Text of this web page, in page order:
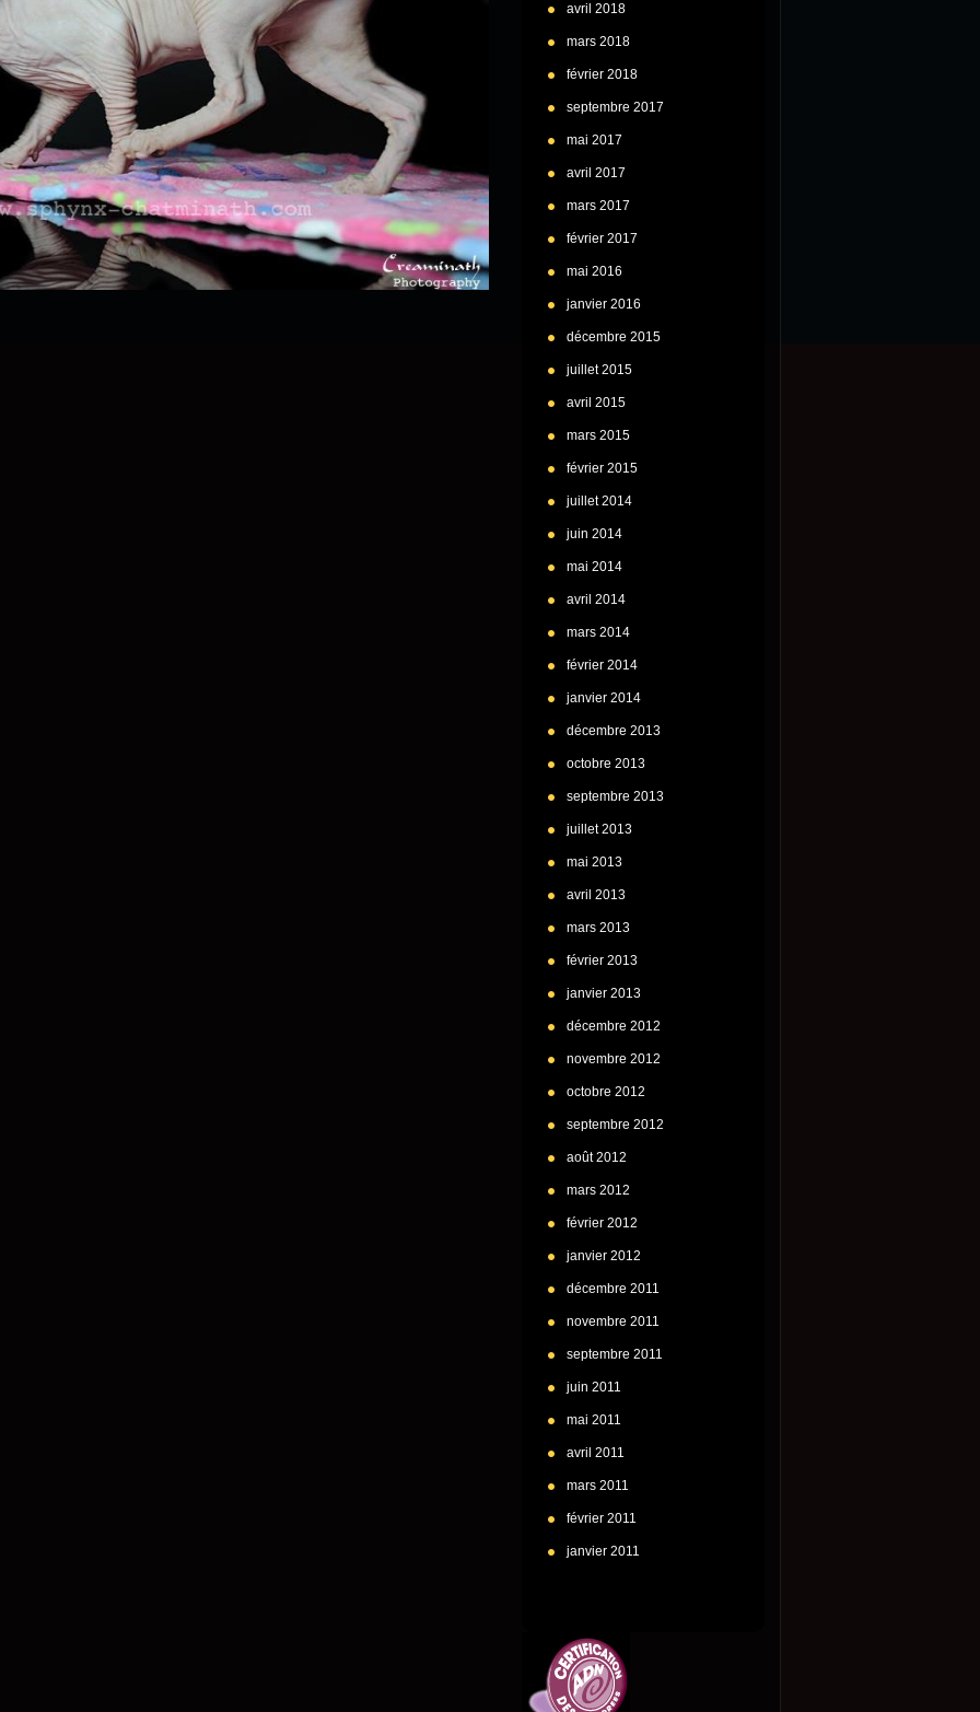
avril 2018
mars 2018
février 2018
septembre 2017
mai 2017
avril 2017
mars 2017
février 2017
mai 2016
janvier 2016
décembre 2015
juillet 2015
avril 2015
mars 2015
février 2015
juillet 2014
juin 2014
mai 2014
avril 2014
mars 2014
février 2014
janvier 2014
décembre 2013
octobre 2013
septembre 2013
juillet 2013
mai 2013
avril 2013
mars 2013
février 2013
janvier 2013
décembre 2012
novembre 2012
octobre 2012
septembre 2012
août 2012
mars 2012
février 2012
janvier 2012
décembre 2011
novembre 2011
septembre 2011
juin 2011
mai 2011
avril 2011
mars 2011
février 2011
janvier 2011